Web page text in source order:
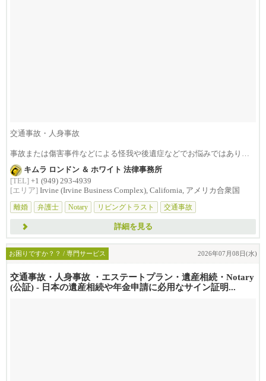
交通事故・人身事故
事故または傷害事件などによる怪我や後遺症などでお悩みではありま
せんか？損害賠償は治療費...
キムラ ロンドン ＆ ホワイト 法律事務所
[TEL] +1 (949) 293-4939
[エリア] Irvine (Irvine Business Complex), California, アメリカ合衆国
離婚
弁護士 Notary リビングトラスト 交通事故
詳細を見る
お困りですか？？ / 専門サービス 2026年07月08日(水)
交通事故・人身事故 ・エステートプラン・遺産相続・Notary
(公証) - 日本の遺産相続や年金申請に必用なサイン証明...